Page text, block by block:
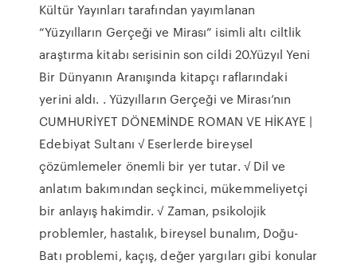
Kültür Yayınları tarafından yayımlanan
“Yüzyılların Gerçeği ve Mirası” isimli altı ciltlik
araştırma kitabı serisinin son cildi 20.Yüzyıl Yeni
Bir Dünyanın Aranışında kitapçı raflarındaki
yerini aldı. . Yüzyılların Gerçeği ve Mirası’nın
CUMHURİYET DÖNEMİNDE ROMAN VE HİKAYE |
Edebiyat Sultanı √ Eserlerde bireysel
çözümlemeler önemli bir yer tutar. √ Dil ve
anlatım bakımından seçkinci, mükemmeliyetçi
bir anlayış hakimdir. √ Zaman, psikolojik
problemler, hastalık, bireysel bunalım, Doğu-
Batı problemi, kaçış, değer yargıları gibi konular